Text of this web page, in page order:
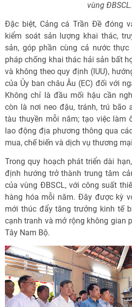
vùng ĐBSCL.
Đặc biệt, Cảng cá Trần Đề đóng
kiểm soát sản lượng khai thác,
sản, góp phần cùng cả nước
pháp chống khai thác hải sản bất
và không theo quy định (IUU),
của Ủy ban châu Âu (EC) đối với
Không chỉ là đầu mối hậu cần
còn là nơi neo đậu, tránh, trú bão
tàu thuyền mỗi năm; tạo việc làm
lao động địa phương thông qua
mua, chế biến và dịch vụ thương
Trong quy hoạch phát triển dài
định hướng trở thành trung tâm
của vùng ĐBSCL, với công suất
hàng hóa mỗi năm. Đây được kỳ
mới thúc đẩy tăng trưởng kinh tế
cạnh tranh và mở rộng không gian
Tây Nam Bộ.